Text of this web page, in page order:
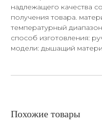
надлежащего качества
получения товара.
температурный
способ изготовления:
модели: дышащий
Похожие товары